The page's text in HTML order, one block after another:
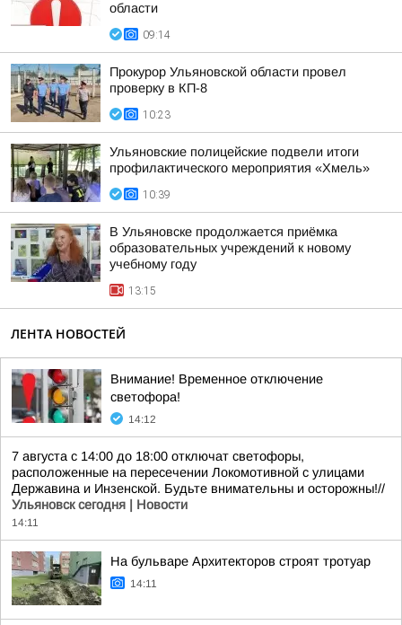
области
09:14
Прокурор Ульяновской области провел
проверку в КП-8
10:23
Ульяновские полицейские подвели итоги
профилактического мероприятия «Хмель»
10:39
В Ульяновске продолжается приёмка
образовательных учреждений к новому
учебному году
13:15
ЛЕНТА НОВОСТЕЙ
Внимание! Временное отключение
светофора!
14:12
7 августа с 14:00 до 18:00 отключат светофоры,
расположенные на пересечении Локомотивной с улицами
Державина и Инзенской. Будьте внимательны и осторожны!//
Ульяновск сегодня | Новости
14:11
На бульваре Архитекторов строят тротуар
14:11